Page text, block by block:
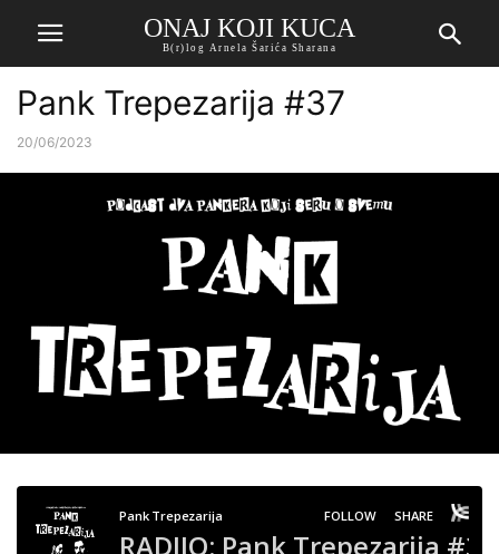
ONAJ KOJI KUCA
B(r)log Arnela Šarića Sharana
Pank Trepezarija #37
20/06/2023